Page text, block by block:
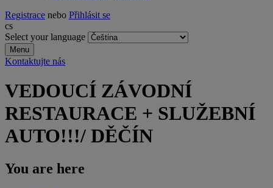
Registrace nebo Přihlásit se
cs
Select your language
Menu
Kontaktujte nás
VEDOUCÍ ZÁVODNÍ
RESTAURACE + SLUŽEBNÍ
AUTO!!!/ DĚČÍN
You are here